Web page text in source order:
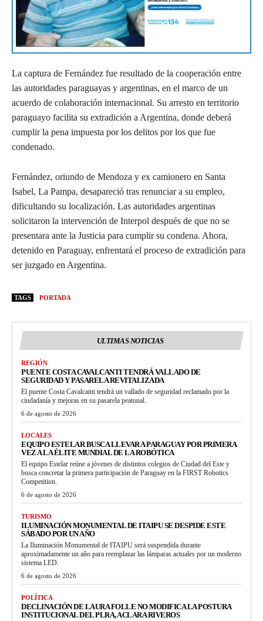
La captura de Fernández fue resultado de la cooperación entre
las autoridades paraguayas y argentinas, en el marco de un
acuerdo de colaboración internacional. Su arresto en territorio
paraguayo facilita su extradición a Argentina, donde deberá
cumplir la pena impuesta por los delitos por los que fue
condenado.
Fernández, oriundo de Mendoza y ex camionero en Santa
Isabel, La Pampa, desapareció tras renunciar a su empleo,
dificultando su localización. Las autoridades argentinas
solicitaron la intervención de Interpol después de que no se
presentara ante la Justicia para cumplir su condena. Ahora,
detenido en Paraguay, enfrentará el proceso de extradición para
ser juzgado en Argentina.
TAGS PORTADA
ULTIMAS NOTICIAS
REGIÓN
PUENTE COSTA CAVALCANTI TENDRÁ VALLADO DE
SEGURIDAD Y PASARELA REVITALIZADA
El puente Costa Cavalcanti tendrá un vallado de seguridad reclamado por la
ciudadanía y mejoras en su pasarela peatonal.
6 de agosto de 2026
LOCALES
EQUIPO ESTELAR BUSCA LLEVAR A PARAGUAY POR PRIMERA
VEZ A LA ÉLITE MUNDIAL DE LA ROBÓTICA
El equipo Estelar reúne a jóvenes de distintos colegios de Ciudad del Este y
busca concretar la primera participación de Paraguay en la FIRST Robotics
Competition.
6 de agosto de 2026
TURISMO
ILUMINACIÓN MONUMENTAL DE ITAIPU SE DESPIDE ESTE
SÁBADO POR UN AÑO
La Iluminación Monumental de ITAIPU será suspendida durante
aproximadamente un año para reemplazar las lámparas actuales por un moderno
sistema LED.
6 de agosto de 2026
POLÍTICA
DECLINACIÓN DE LAURA FOLLE NO MODIFICA LA POSTURA
INSTITUCIONAL DEL PLRA, ACLARA RIVEROS